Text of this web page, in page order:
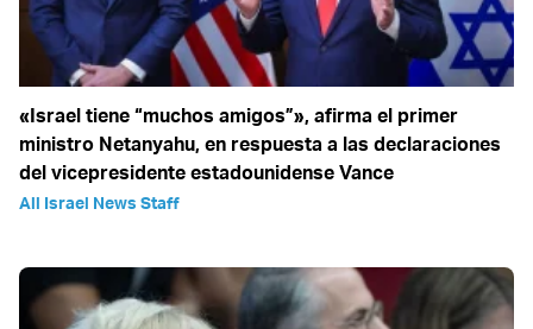
«Israel tiene “muchos amigos”», afirma el primer
ministro Netanyahu, en respuesta a las declaraciones
del vicepresidente estadounidense Vance
All Israel News Staff